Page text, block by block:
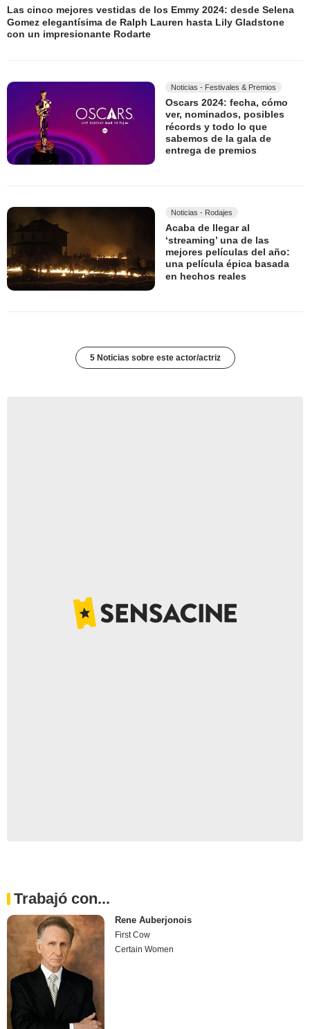
Las cinco mejores vestidas de los Emmy 2024: desde Selena
Gomez elegantísima de Ralph Lauren hasta Lily Gladstone
con un impresionante Rodarte
Noticias - Festivales & Premios
Oscars 2024: fecha, cómo
ver, nominados, posibles
récords y todo lo que
sabemos de la gala de
entrega de premios
Noticias - Rodajes
Acaba de llegar al
‘streaming’ una de las
mejores películas del año:
una película épica basada
en hechos reales
5 Noticias sobre este actor/actriz
Trabajó con...
Rene Auberjonois
First Cow
Certain Women